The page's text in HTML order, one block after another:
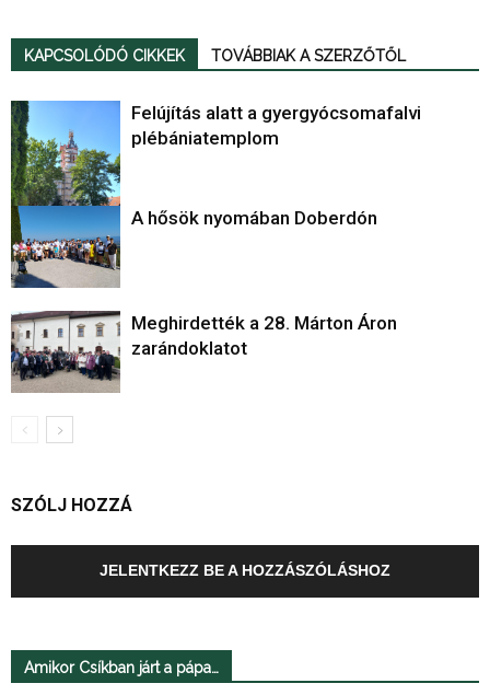
KAPCSOLÓDÓ CIKKEK TOVÁBBIAK A SZERZŐTŐL
Felújítás alatt a gyergyócsomafalvi
plébániatemplom
A hősök nyomában Doberdón
Meghirdették a 28. Márton Áron
zarándoklatot
SZÓLJ HOZZÁ
JELENTKEZZ BE A HOZZÁSZÓLÁSHOZ
Amikor Csíkban járt a pápa…